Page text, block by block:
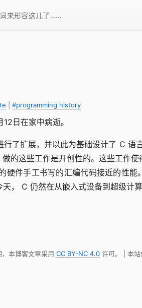
来形容这儿了……
#programming history
日在家中病逝。
了扩展，并以此为基础设计了 C 语
这些工作是开创性的。这些工作
硬件手工书写的汇编代码接近的性
C 仍然在从嵌入式设备到超级计算
本博客文章采用 CC BY-NC 4.0许可。 | 本站